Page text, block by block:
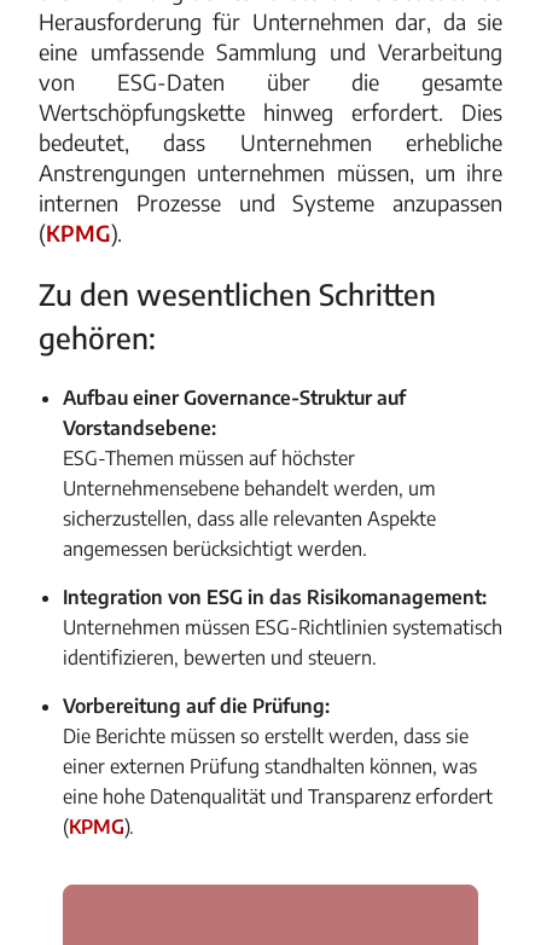
Herausforderung für Unternehmen dar, da sie
eine umfassende Sammlung und Verarbeitung
von ESG-Daten über die gesamte
Wertschöpfungskette hinweg erfordert. Dies
bedeutet, dass Unternehmen erhebliche
Anstrengungen unternehmen müssen, um ihre
internen Prozesse und Systeme anzupassen​
(KPMG)​.
Zu den wesentlichen Schritten
gehören:
Aufbau einer Governance-Struktur auf
Vorstandsebene:
ESG-Themen müssen auf höchster
Unternehmensebene behandelt werden, um
sicherzustellen, dass alle relevanten Aspekte
angemessen berücksichtigt werden.
Integration von ESG in das Risikomanagement:
Unternehmen müssen ESG-Richtlinien systematisch
identifizieren, bewerten und steuern.
Vorbereitung auf die Prüfung:
Die Berichte müssen so erstellt werden, dass sie
einer externen Prüfung standhalten können, was
eine hohe Datenqualität und Transparenz erfordert
(KPMG)​.